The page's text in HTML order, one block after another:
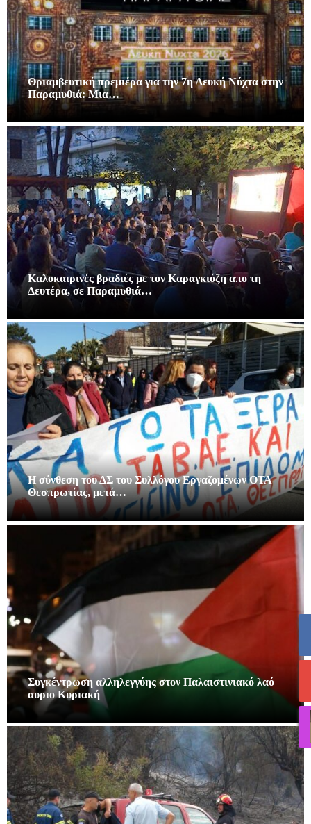
Θριαμβευτική πρεμιέρα για την 7η Λευκή Νύχτα στην
Παραμυθιά: Μια…
Καλοκαιρινές βραδιές με τον Καραγκιόζη απο τη
Δευτέρα, σε Παραμυθιά…
Η σύνθεση του ΔΣ του Συλλόγου Εργαζομένων ΟΤΑ
Θεσπρωτίας, μετά…
Συγκέντρωση αλληλεγγύης στον Παλαιστινιακό λαό
αυριο Κυριακή